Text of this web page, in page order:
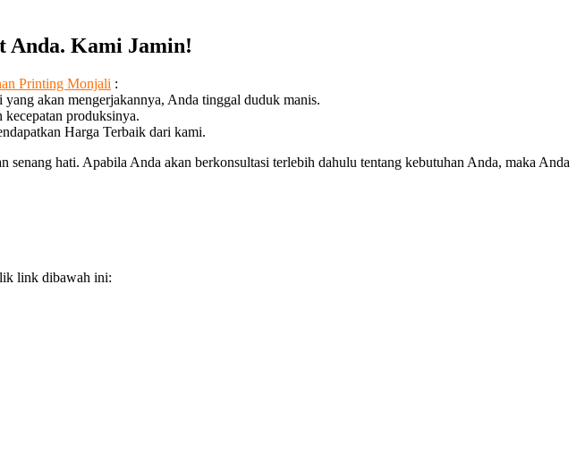
Anda. Kami Jamin!
Printing Monjali :
akan mengerjakannya, Anda tinggal duduk manis.
produksinya.
Harga Terbaik dari kami.
hati. Apabila Anda akan berkonsultasi terlebih dahulu tentang kebutuhan Anda, maka Anda
link dibawah ini: